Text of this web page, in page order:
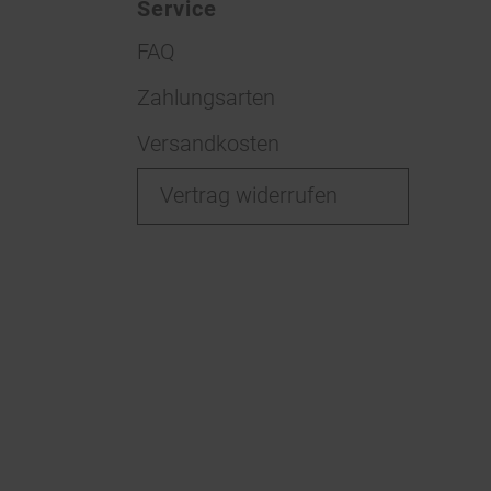
Service
FAQ
Zahlungsarten
Versandkosten
Vertrag widerrufen